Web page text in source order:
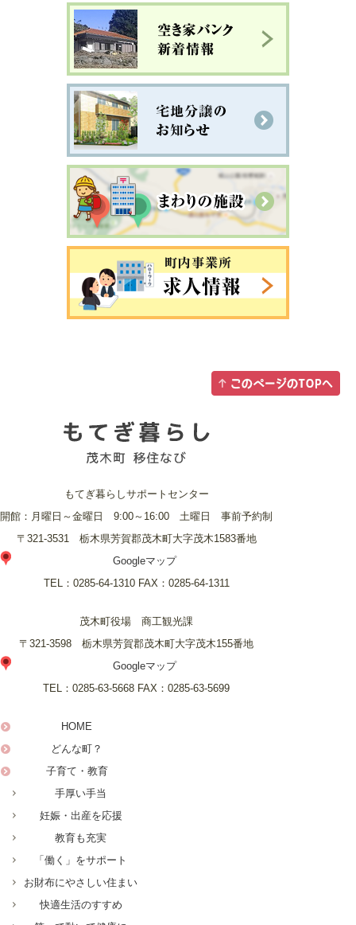
もてぎ暮らしサポートセンター
開館：月曜日～金曜日 9:00～16:00 土曜日 事前予約制
〒321-3531 栃木県芳賀郡茂木町大字茂木1583番地
Googleマップ
TEL： 0285-64-1310FAX： 0285-64-1311
茂木町役場 商工観光課
〒321-3598 栃木県芳賀郡茂木町大字茂木155番地
Googleマップ
TEL： 0285-63-5668 FAX： 0285-63-5699
HOME
どんな町？
子育て・教育
手厚い手当
妊娠・出産を応援
教育も充実
「働く」をサポート
お財布にやさしい住まい
快適生活のすすめ